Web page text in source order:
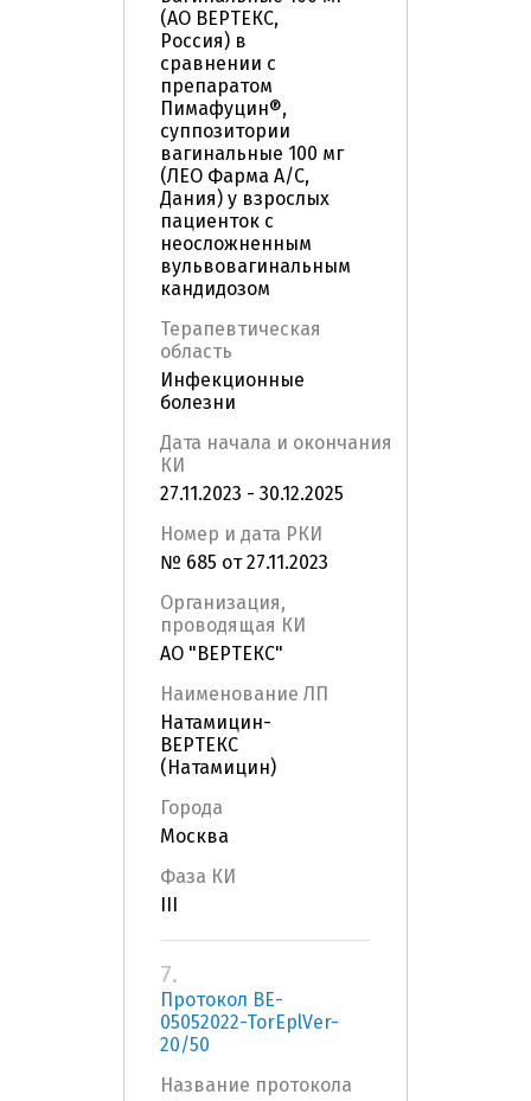
(АО ВЕРТЕКС,
Россия) в
сравнении с
препаратом
Пимафуцин®,
суппозитории
вагинальные 100 мг
(ЛЕО Фарма А/С,
Дания) у взрослых
пациенток с
неосложненным
вульвовагинальным
кандидозом
Терапевтическая
область
Инфекционные
болезни
Дата начала и окончания
КИ
27.11.2023 - 30.12.2025
Номер и дата РКИ
№ 685 от 27.11.2023
Организация,
проводящая КИ
АО "ВЕРТЕКС"
Наименование ЛП
Натамицин-
ВЕРТЕКС
(Натамицин)
Города
Москва
Фаза КИ
7.
Протокол BE-
05052022-TorEplVer-
20/50
Название протокола